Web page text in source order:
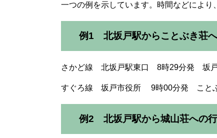
一つの例を示しています。時間などにより
例1 北坂戸駅からことぶき荘
さかど線 北坂戸駅東口 8時29分発 坂
すぐろ線 坂戸市役所 9時00分発 こと
例2 北坂戸駅から城山荘への